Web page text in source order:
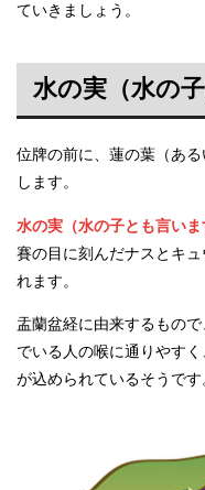
ていきましょう。
水の実（水の子
位牌の前に、蓮の葉（あ
します。
水の実（水の子とも言いま
賽の目に刻んだナスとキ
れます。
盂蘭盆経に由来するもの
でいる人の喉に通りやす
が込められているそうです